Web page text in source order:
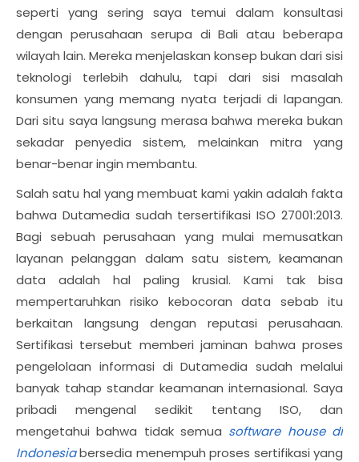
seperti yang sering saya temui dalam konsultasi
dengan perusahaan serupa di Bali atau beberapa
wilayah lain. Mereka menjelaskan konsep bukan dari sisi
teknologi terlebih dahulu, tapi dari sisi masalah
konsumen yang memang nyata terjadi di lapangan.
Dari situ saya langsung merasa bahwa mereka bukan
sekadar penyedia sistem, melainkan mitra yang
benar-benar ingin membantu.
Salah satu hal yang membuat kami yakin adalah fakta
bahwa Dutamedia sudah tersertifikasi ISO 27001:2013.
Bagi sebuah perusahaan yang mulai memusatkan
layanan pelanggan dalam satu sistem, keamanan
data adalah hal paling krusial. Kami tak bisa
mempertaruhkan risiko kebocoran data sebab itu
berkaitan langsung dengan reputasi perusahaan.
Sertifikasi tersebut memberi jaminan bahwa proses
pengelolaan informasi di Dutamedia sudah melalui
banyak tahap standar keamanan internasional. Saya
pribadi mengenal sedikit tentang ISO, dan
mengetahui bahwa tidak semua software house di
Indonesiabersedia menempuh proses sertifikasi yang